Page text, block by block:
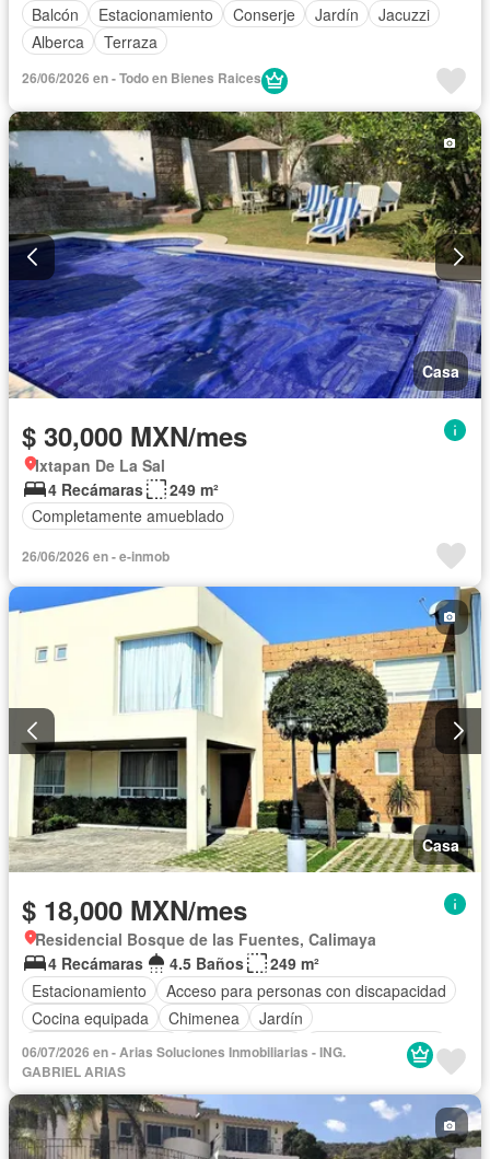
Balcón
Estacionamiento Conserje Jardín
Jacuzzi
Alberca
Terraza
26/06/2026 en - Todo en Bienes Raices
Casa
$ 30,000 MXN/mes
Ixtapan De La Sal
4 Recámaras
249 m²
Completamente amueblado
26/06/2026 en - e-inmob
Casa
$ 18,000 MXN/mes
Residencial Bosque de las Fuentes, Calimaya
4 Recámaras
4.5 Baños
249 m²
Estacionamiento
Acceso para personas con discapacidad
Cocina equipada
Chimenea
Jardín
Caseta de vigilancia
Cocina integral
Permite mascotas
Sin amueblar
06/07/2026 en - Arias Soluciones Inmobiliarias - ING.
GABRIEL ARIAS